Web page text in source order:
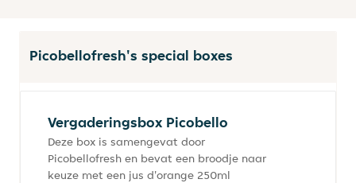
Picobellofresh's special boxes
Vergaderingsbox Picobello
Deze box is samengevat door
Picobellofresh en bevat een broodje naar
keuze met een jus d'orange 250ml